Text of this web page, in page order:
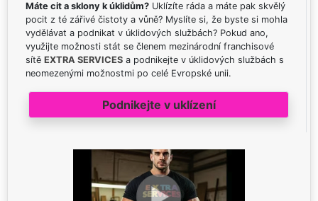
Máte cit a sklony k úklidům? Uklízíte ráda a máte pak skvělý
pocit z té zářivé čistoty a vůně? Myslíte si, že byste si mohla
vydělávat a podnikat v úklidových službách? Pokud ano,
využijte možnosti stát se členem mezinárodní franchisové
sítě EXTRA SERVICES a podnikejte v úklidových službách s
neomezenými možnostmi po celé Evropské unii.
Podnikejte v uklízení